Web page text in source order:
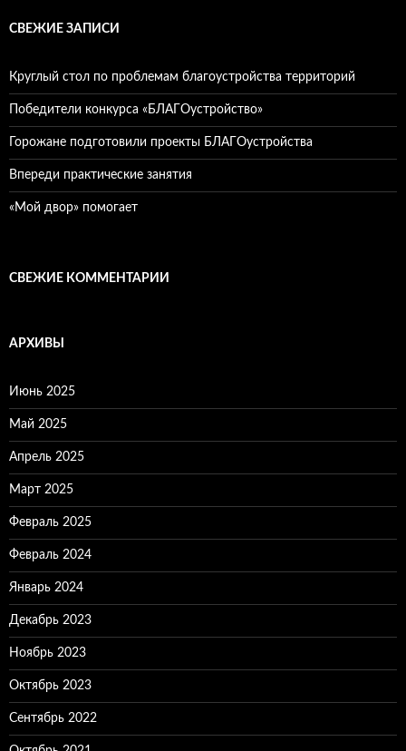
СВЕЖИЕ ЗАПИСИ
Круглый стол по проблемам благоустройства территорий
Победители конкурса «БЛАГОустройство»
Горожане подготовили проекты БЛАГОустройства
Впереди практические занятия
«Мой двор» помогает
СВЕЖИЕ КОММЕНТАРИИ
АРХИВЫ
Июнь 2025
Май 2025
Апрель 2025
Март 2025
Февраль 2025
Февраль 2024
Январь 2024
Декабрь 2023
Ноябрь 2023
Октябрь 2023
Сентябрь 2022